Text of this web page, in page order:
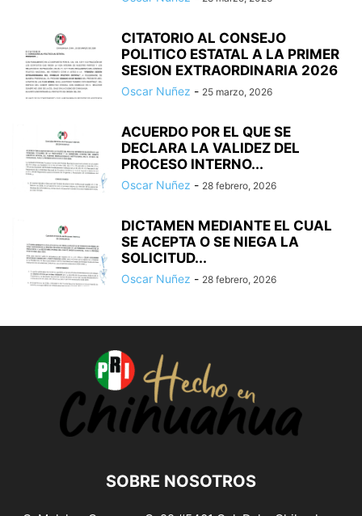
CITATORIO AL CONSEJO
POLITICO ESTATAL A LA PRIMER
SESION EXTRAORDINARIA 2026
Oscar Nuñez - 25 marzo, 2026
ACUERDO POR EL QUE SE
DECLARA LA VALIDEZ DEL
PROCESO INTERNO...
Oscar Nuñez - 28 febrero, 2026
DICTAMEN MEDIANTE EL CUAL
SE ACEPTA O SE NIEGA LA
SOLICITUD...
Oscar Nuñez - 28 febrero, 2026
SOBRE NOSOTROS